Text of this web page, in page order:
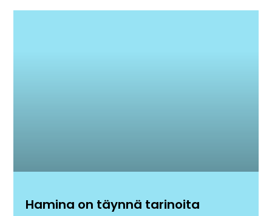
Hamina on täynnä tarinoita